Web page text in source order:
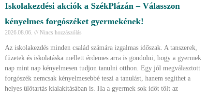
Iskolakezdési akciók a SzékPlázán – Válasszon
kényelmes forgószéket gyermekének!
2026.08.06. Nincs hozzászólás
Az iskolakezdés minden család számára izgalmas időszak. A tanszerek,
füzetek és iskolatáska mellett érdemes arra is gondolni, hogy a gyermek
nap mint nap kényelmesen tudjon tanulni otthon. Egy jól megválasztott
forgószék nemcsak kényelmesebbé teszi a tanulást, hanem segíthet a
helyes ülőtartás kialakításában is. Ha a gyermek sok időt tölt az